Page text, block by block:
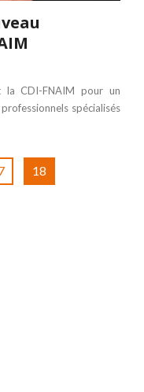
la CDI-FNAIM pour un
spécialisés
18